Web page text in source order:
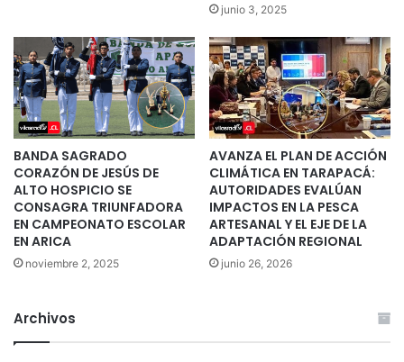
junio 3, 2025
BANDA SAGRADO
CORAZÓN DE JESÚS DE
ALTO HOSPICIO SE
CONSAGRA TRIUNFADORA
EN CAMPEONATO ESCOLAR
EN ARICA
noviembre 2, 2025
AVANZA EL PLAN DE ACCIÓN
CLIMÁTICA EN TARAPACÁ:
AUTORIDADES EVALÚAN
IMPACTOS EN LA PESCA
ARTESANAL Y EL EJE DE LA
ADAPTACIÓN REGIONAL
junio 26, 2026
Archivos